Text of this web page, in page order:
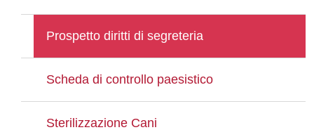
Prospetto diritti di segreteria
Scheda di controllo paesistico
Sterilizzazione Cani